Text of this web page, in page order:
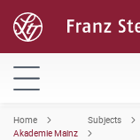
Home Subjects
Akademie Mainz